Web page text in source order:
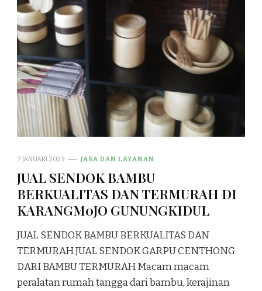
7 JANUARI 2023 JASA DAN LAYANAN
JUAL SENDOK BAMBU
BERKUALITAS DAN TERMURAH DI
KARANGM0JO GUNUNGKIDUL
JUAL SENDOK BAMBU BERKUALITAS DAN
TERMURAH JUAL SENDOK GARPU CENTHONG
DARI BAMBU TERMURAH Macam macam
peralatan rumah tangga dari bambu, kerajinan